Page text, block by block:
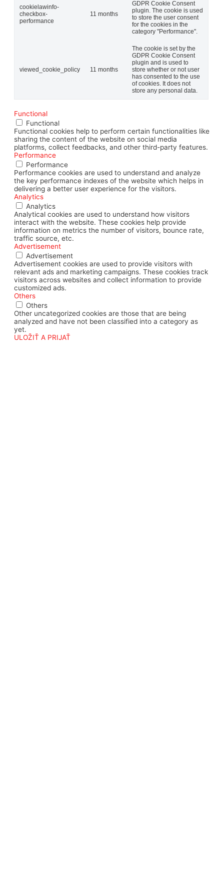
cookielawinfo-
checkbox-
performance
11 months
GDPR Cookie Consent
plugin. The cookie is used
to store the user consent
for the cookies in the
category "Performance".
viewed_cookie_policy 11 months
The cookie is set by the
GDPR Cookie Consent
plugin and is used to
store whether or not user
has consented to the use
of cookies. It does not
store any personal data.
Functional
Functional
Functional cookies help to perform certain functionalities like
sharing the content of the website on social media
platforms, collect feedbacks, and other third-party features.
Performance
Performance
Performance cookies are used to understand and analyze
the key performance indexes of the website which helps in
delivering a better user experience for the visitors.
Analytics
Analytics
Analytical cookies are used to understand how visitors
interact with the website. These cookies help provide
information on metrics the number of visitors, bounce rate,
traffic source, etc.
Advertisement
Advertisement
Advertisement cookies are used to provide visitors with
relevant ads and marketing campaigns. These cookies track
visitors across websites and collect information to provide
customized ads.
Others
Others
Other uncategorized cookies are those that are being
analyzed and have not been classified into a category as
yet.
ULOŽIŤ A PRIJAŤ